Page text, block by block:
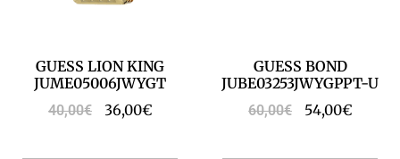
GUESS LION KING
JUME05006JWYGT
40,00€ 36,00€
GUESS BOND
JUBE03253JWYGPPT-U
60,00€ 54,00€